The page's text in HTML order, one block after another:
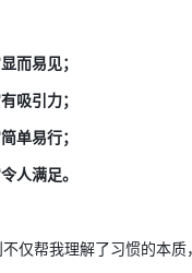
而易见；
吸引力；
单易行；
人满足。
仅帮我理解了习惯的本质